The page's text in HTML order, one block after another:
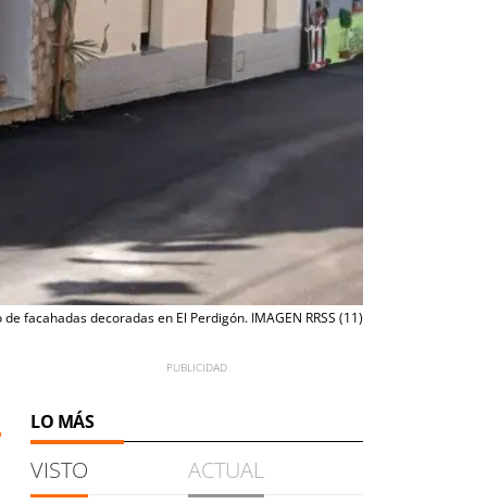
facahadas decoradas en El Perdigón. IMAGEN RRSS (11)
LO MÁS
VISTO ACTUAL